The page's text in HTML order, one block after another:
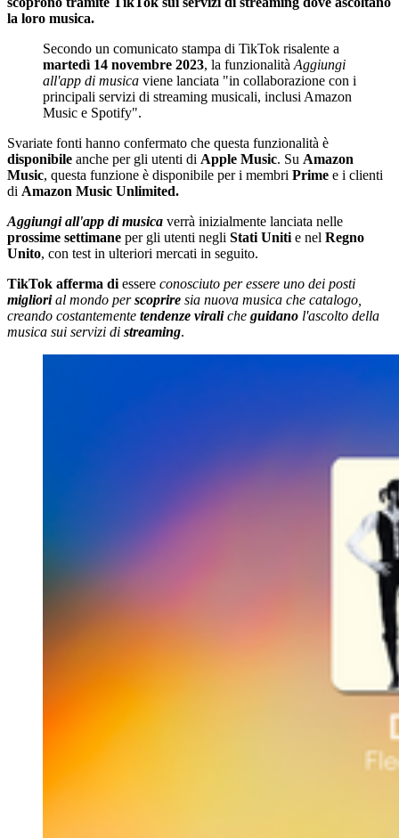
la loro musica.
Secondo un comunicato stampa di TikTok risalente a
martedì 14 novembre 2023, la funzionalità Aggiungi
all'app di musica viene lanciata "in collaborazione con i
principali servizi di streaming musicali, inclusi Amazon
Music e Spotify".
Svariate fonti hanno confermato che questa funzionalità è
disponibile anche per gli utenti di Apple Music. Su Amazon
Music, questa funzione è disponibile per i membri Prime e i clienti
di Amazon Music Unlimited.
Aggiungi all'app di musica verrà inizialmente lanciata nelle
prossime settimane per gli utenti negli Stati Uniti e nel Regno
Unito, con test in ulteriori mercati in seguito.
TikTok afferma di essere conosciuto per essere uno dei posti
migliorial mondo perscoprire sia nuova musica che catalogo,
creando costantemente tendenze viraliche guidano l'ascolto della
musica sui servizi di streaming.